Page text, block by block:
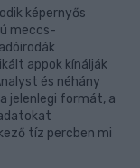
képernyős
meccs-
appok kínálják
és néhány
jelenlegi formát, a
tíz percben mi